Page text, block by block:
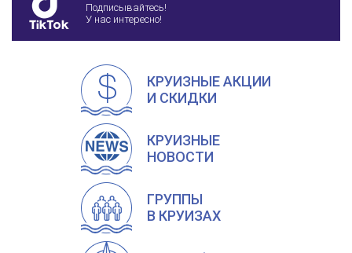
Подписывайтесь!
У нас интересно!
КРУИЗНЫЕ АКЦИИ
И СКИДКИ
КРУИЗНЫЕ
НОВОСТИ
ГРУППЫ
В КРУИЗАХ